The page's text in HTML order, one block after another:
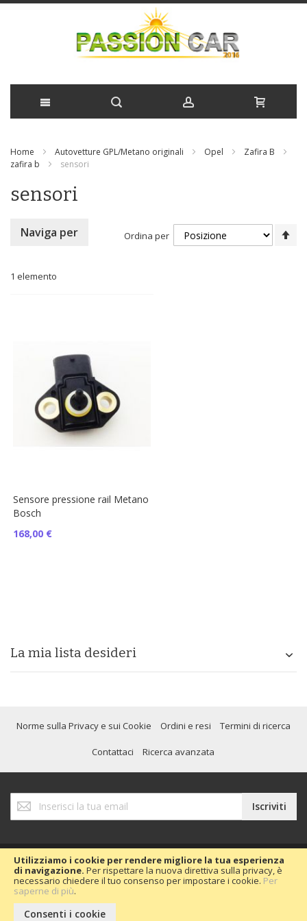
Utilizziamo i cookie per rendere migliore la tua esperienza
di navigazione. Per rispettare la nuova direttiva sulla privacy, è
necessario chiedere il tuo consenso per impostare i cookie. Per
saperne di più.
Consenti i cookie
Home Autovetture GPL/Metano originali Opel
Zafira B
zafira b
sensori
sensori
1 elemento
Ordina per
Sensore pressione rail Metano
Bosch
168,00 €
Naviga per
La mia lista desideri
Norme sulla Privacy e sui Cookie Ordini e resi Termini di ricerca
Contattaci Ricerca avanzata
alla
nostra
Iscriviti
Copyright © 2020 Passion Car 2016.